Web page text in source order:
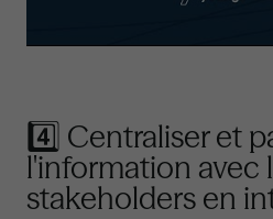
4️⃣ Centraliser et
l'information avec
stakeholders en